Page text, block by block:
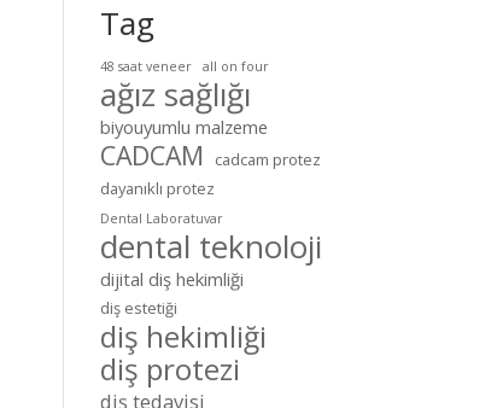
Tag
48 saat veneer all on four
ağız sağlığı
biyouyumlu malzeme
CADCAM
cadcam protez
dayanıklı protez
Dental Laboratuvar
dental teknoloji
dijital diş hekimliği
diş estetiği
diş hekimliği
diş protezi
diş tedavisi